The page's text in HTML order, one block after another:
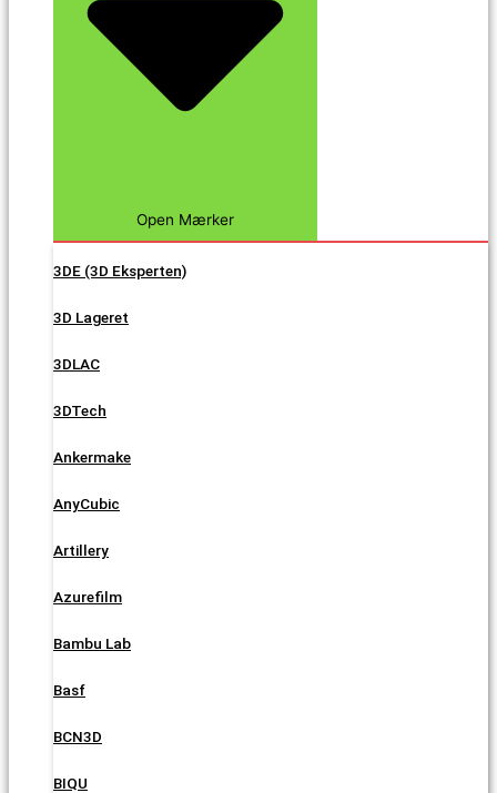
Open Mærker
3DE (3D Eksperten)
3D Lageret
3DLAC
3DTech
Ankermake
AnyCubic
Artillery
Azurefilm
Bambu Lab
Basf
BCN3D
BIQU